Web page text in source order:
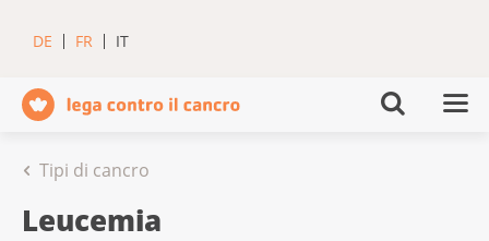
DE FR IT
Tipi di cancro
Leucemia